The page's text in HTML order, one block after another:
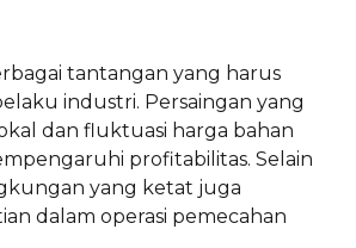
tantangan yang harus
industri. Persaingan yang
dan fluktuasi harga bahan
profitabilitas. Selain
yang ketat juga
dalam operasi pemecahan